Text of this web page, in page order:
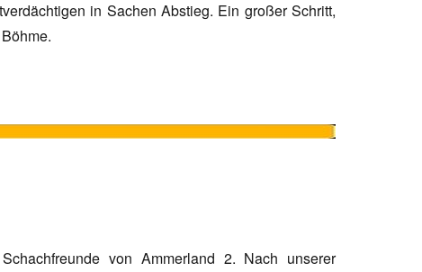
in Sachen Abstieg. Ein großer Schritt,
von Ammerland 2. Nach unserer